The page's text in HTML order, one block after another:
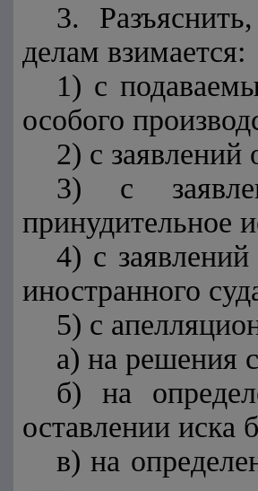
3.
делам взимается:
1) с
особого
2) с заявлений
3) с
принудительное
4) с
иностранного
5) с
а) на решения
б) на
оставлении иска
в) на